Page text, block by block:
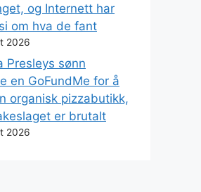
og Internett har
om hva de fant
2026
Presleys sønn
en GoFundMe for å
organisk pizzabutikk,
er brutalt
2026